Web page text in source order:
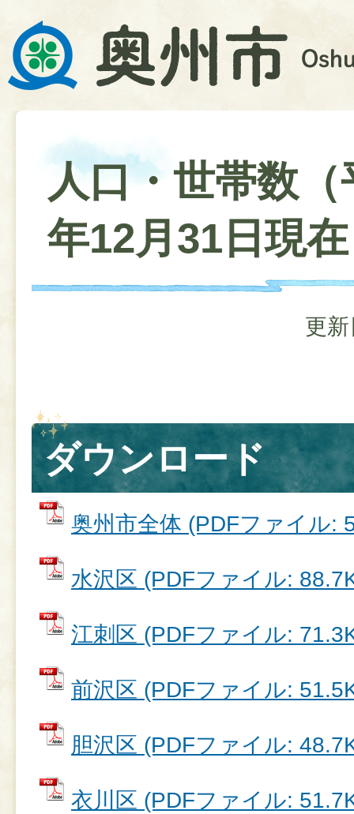
人口・世帯数（
年12月31日現
更
ダウンロード
奥州市全体 (PDFファイル:
水沢区 (PDFファイル:
江刺区 (PDFファイル:
前沢区 (PDFファイル:
胆沢区 (PDFファイル:
衣川区 (PDFファイル: